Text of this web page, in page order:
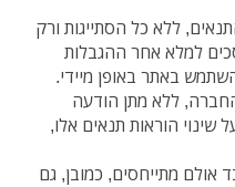
ללא כל הסתייגות ורק
למלא אחר ההגבלות
באתר באופן מיידי.
ללא מתן הודעה
הוראות תנאים אלו,
אולם מתייחסים, כמובן, גם